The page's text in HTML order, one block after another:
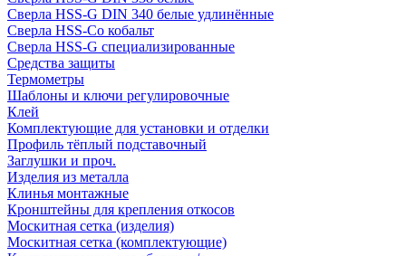
Сверла HSS-G DIN 340 белые удлинённые
Сверла HSS-Co кобальт
Сверла HSS-G специализированные
Средства защиты
Термометры
Шаблоны и ключи регулировочные
Клей
Комплектующие для установки и отделки
Профиль тёплый подставочный
Заглушки и проч.
Изделия из металла
Клинья монтажные
Кронштейны для крепления откосов
Москитная сетка (изделия)
Москитная сетка (комплектующие)